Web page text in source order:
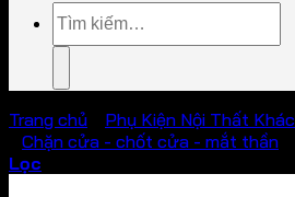
Tìm
kiếm:
Trang chủ Phụ Kiện Nội Thất Khác
Chặn cửa - chốt cửa - mắt thần
Lọc